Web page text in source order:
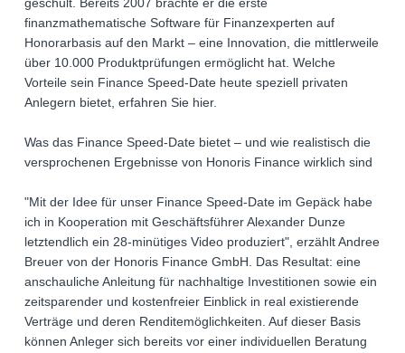
geschult. Bereits 2007 brachte er die erste
finanzmathematische Software für Finanzexperten auf
Honorarbasis auf den Markt – eine Innovation, die mittlerweile
über 10.000 Produktprüfungen ermöglicht hat. Welche
Vorteile sein Finance Speed-Date heute speziell privaten
Anlegern bietet, erfahren Sie hier.
Was das Finance Speed-Date bietet – und wie realistisch die
versprochenen Ergebnisse von Honoris Finance wirklich sind
"Mit der Idee für unser Finance Speed-Date im Gepäck habe
ich in Kooperation mit Geschäftsführer Alexander Dunze
letztendlich ein 28-minütiges Video produziert", erzählt Andree
Breuer von der Honoris Finance GmbH. Das Resultat: eine
anschauliche Anleitung für nachhaltige Investitionen sowie ein
zeitsparender und kostenfreier Einblick in real existierende
Verträge und deren Renditemöglichkeiten. Auf dieser Basis
können Anleger sich bereits vor einer individuellen Beratung